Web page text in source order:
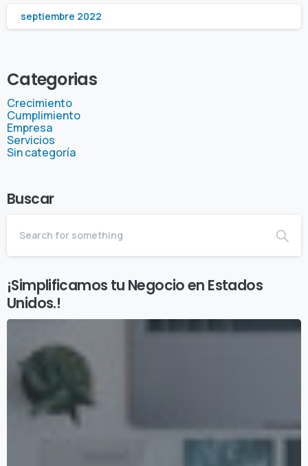
septiembre 2022
Categorias
Crecimiento
Cumplimiento
Empresa
Servicios
Sin categoría
Buscar
¡Simplificamos tu Negocio en Estados
Unidos.!